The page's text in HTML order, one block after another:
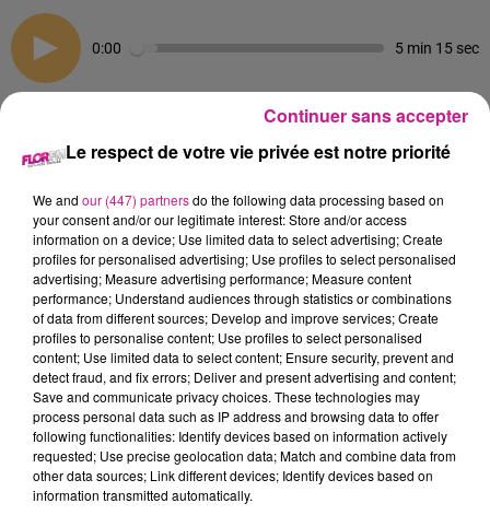
0:00 5 min 15 sec
FLOR COOKING EP27
Chaque mercredi, passez en cuisine avec Charlotte
Focus sur les pâtes préférées des français
La recette de Chacha: coquillettes à la crème de dinde
The place to eat: Pizzeria Panettone à Mulhouse
Toutes les informations à retrouver sur instagram:
@pizzeria. panettone
Le respect de votre vie privée est notre priorité
We and our (447) partnersdo the following data processing based on
your consent and/or our legitimate interest: Store and/or access
information on a device; Use limited data to select advertising; Create
profiles for personalised advertising; Use profiles to select personalised
advertising; Measure advertising performance; Measure content
performance; Understand audiences through statistics or combinations
of data from different sources; Develop and improve services; Create
profiles to personalise content; Use profiles to select personalised
content; Use limited data to select content; Ensure security, prevent and
detect fraud, and fix errors; Deliver and present advertising and content;
Save and communicate privacy choices. These technologies may
process personal data such as IP address and browsing data to offer
following functionalities: Identify devices based on information actively
requested; Use precise geolocation data; Match and combine data from
other data sources; Link different devices; Identify devices based on
information transmitted automatically.
Continuer sans accepter